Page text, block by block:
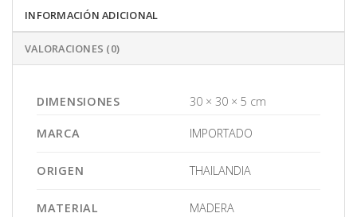
INFORMACIÓN ADICIONAL
VALORACIONES (0)
DIMENSIONES 30 × 30 × 5 cm
MARCA IMPORTADO
ORIGEN THAILANDIA
MATERIAL MADERA